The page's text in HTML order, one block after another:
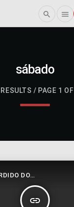
search menu
sábado
/ PAGE 1
DO
insert_link